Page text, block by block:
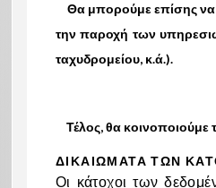
Θα μπορούμε επίσης να
την παροχή των
ταχυδρομείου, κ.ά.).
Τέλος, θα κοινοποιούμε
ΔΙΚΑΙΩΜΑΤΑ ΤΩΝ
Οι κάτοχοι των